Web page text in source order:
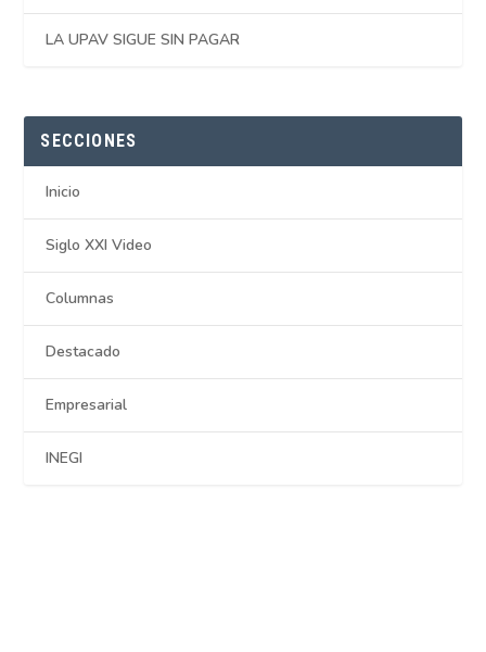
LA UPAV SIGUE SIN PAGAR
SECCIONES
Inicio
Siglo XXI Video
Columnas
Destacado
Empresarial
INEGI